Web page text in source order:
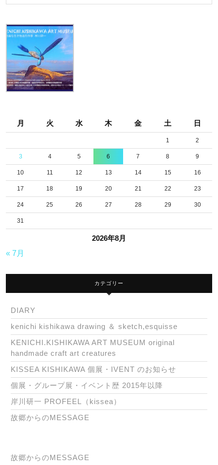
2026年8月
月 火 水 木 金 土 日
1 2
3 4 5 6 7 8 9
10 11 12 13 14 15 16
17 18 19 20 21 22 23
24 25 26 27 28 29 30
31
« 7月
カテゴリー
DIARY
kenichi kishikawa drawing ＆ sketch,esquisse
KENICHI.KISHIKAWA ART MUSEUM original
handmade craft art creatures
KISSEA KISHIKAWA 個展・IVENT のお知らせ
個展・グループ展・イベント歴 2015年以降
岸川研一 PROFEEL（kissea）
故郷からのMESSAGE
故郷からのMESSAGE